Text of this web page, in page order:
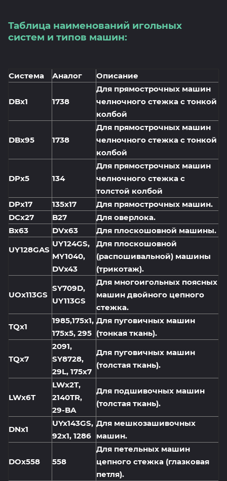
Таблица наименований игольных
систем и типов машин:
Система Аналог Описание
DBx1 1738
Для прямострочных машин
челночного стежка с тонкой
колбой
DBx95 1738
Для прямострочных машин
челночного стежка с тонкой
колбой
DPx5 134
Для прямострочных машин
челночного стежка с
толстой колбой
DPx17
135x17
Для прямострочных машин.
DCx27
B27
Для оверлока.
Bx63
DVx63
Для плоскошовной машины.
UY128GAS
UY124GS,
MY1040,
DVx43
Для плоскошовной
(распошивальной) машины
(трикотаж).
UOx113GS
SY709D,
UY113GS
Для многоигольных поясных
машин двойного цепного
стежка.
TQx1
1985,175x1,
175x5, 295
Для пуговичных машин
(тонкая ткань).
TQx7
2091,
SY8728,
29L, 175x7
Для пуговичных машин
(толстая ткань).
LWx6T
LWx2T,
2140TR,
29-BA
Для подшивочных машин
(толстая ткань).
DNx1
UYx143GS,
92x1, 1286
Для мешкозашивочных
машин.
DOx558 558
Для петельных машин
цепного стежка (глазковая
петля).